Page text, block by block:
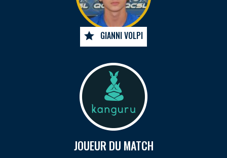
GIANNI VOLPI
JOUEUR DU MATCH